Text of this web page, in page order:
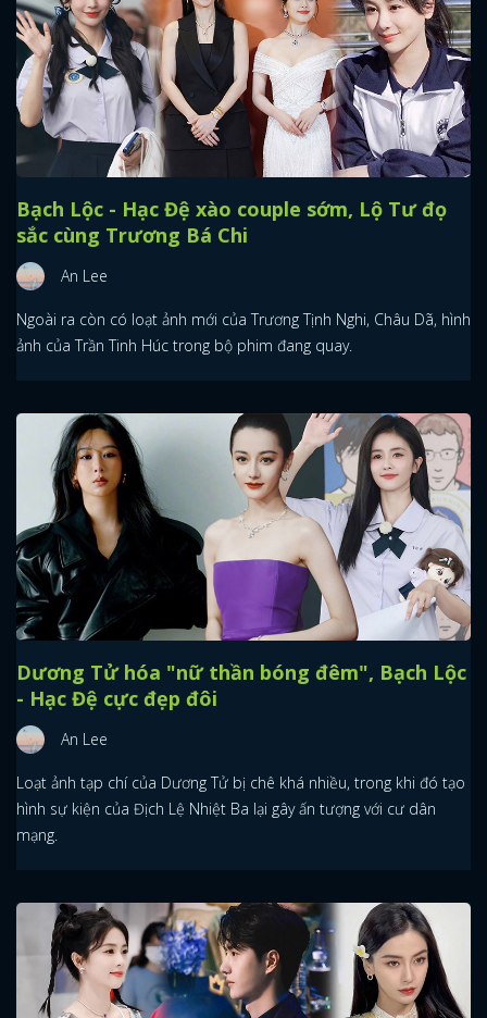
Bạch Lộc - Hạc Đệ xào couple sớm, Lộ Tư đọ
sắc cùng Trương Bá Chi
An Lee
Ngoài ra còn có loạt ảnh mới của Trương Tịnh Nghi, Châu Dã, hình
ảnh của Trần Tinh Húc trong bộ phim đang quay.
Dương Tử hóa "nữ thần bóng đêm", Bạch Lộc
- Hạc Đệ cực đẹp đôi
An Lee
Loạt ảnh tạp chí của Dương Tử bị chê khá nhiều, trong khi đó tạo
hình sự kiện của Địch Lệ Nhiệt Ba lại gây ấn tượng với cư dân
mạng.